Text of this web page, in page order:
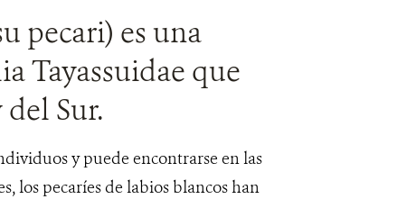
pecari) es una
Tayassuidae que
Sur.
y puede encontrarse en las
los pecaríes de labios blancos han